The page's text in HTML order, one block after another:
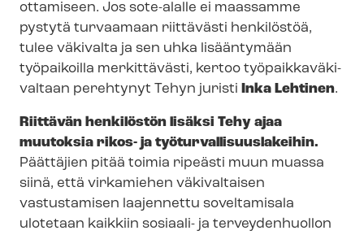
ottamiseen. Jos sote-alalle ei maassamme
pystytä turvaamaan riittävästi henkilöstöä,
tulee väkivalta ja sen uhka lisääntymään
työpaikoilla merkittävästi, kertoo työ­paik­ka­vä­ki­
val­taan perehtynyt Tehyn juristi Inka Lehtinen.
Riittävän henkilöstön lisäksi Tehy ajaa
muutoksia rikos- ja työturvallisuuslakeihin.
Päättäjien pitää toimia ripeästi muun muassa
siinä, että virkamiehen väkivaltaisen
vastustamisen laajennettu soveltamisala
ulotetaan kaikkiin sosiaali- ja terveydenhuollon